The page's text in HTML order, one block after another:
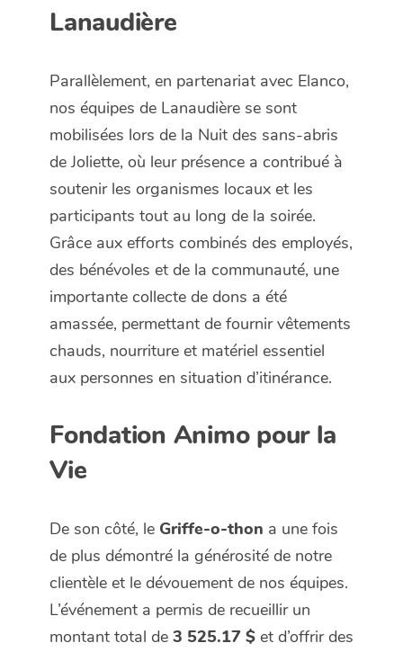
Lanaudière
Parallèlement, en partenariat avec Elanco,
nos équipes de Lanaudière se sont
mobilisées lors de la Nuit des sans-abris
de Joliette, où leur présence a contribué à
soutenir les organismes locaux et les
participants tout au long de la soirée.
Grâce aux efforts combinés des employés,
des bénévoles et de la communauté, une
importante collecte de dons a été
amassée, permettant de fournir vêtements
chauds, nourriture et matériel essentiel
aux personnes en situation d’itinérance.
Fondation Animo pour la
Vie
De son côté, le Griffe-o-thon a une fois
de plus démontré la générosité de notre
clientèle et le dévouement de nos équipes.
L’événement a permis de recueillir un
montant total de 3 525.17 $ et d’offrir des